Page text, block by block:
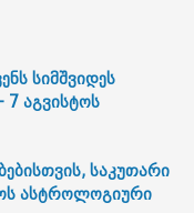
სიმშვიდეს
7 აგვისტოს
საკუთარი
ასტროლოგიური